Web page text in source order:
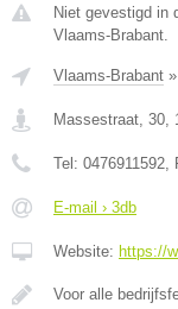
Niet gevestigd in
Vlaams-Brabant.
Vlaams-Brabant »
Massestraat, 30,
Tel: 0476911592,
E-mail › 3db
Website: https://
Voor alle